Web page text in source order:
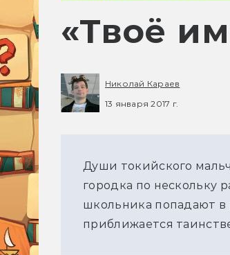
«Твоё
Николай Караев
13 января 2017 г.
Души токийского
городка по нескольку
школьника попадают в
приближается